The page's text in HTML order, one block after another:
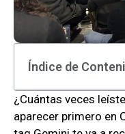
Índice de
¿Cuántas veces
aparecer primero en